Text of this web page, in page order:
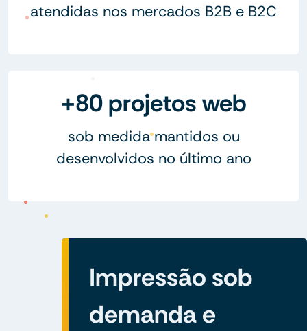
atendidas nos mercados B2B e B2C
+80 projetos web
sob medida mantidos ou
desenvolvidos no último ano
Impressão sob
demanda e